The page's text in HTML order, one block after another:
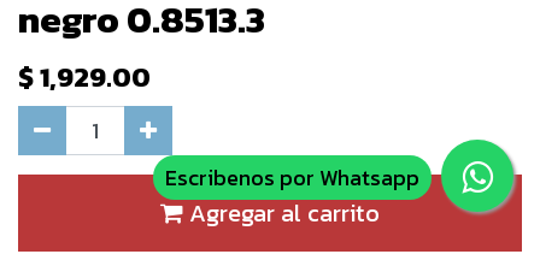
negro 0.8513.3
$1,929.00
Agregar al carrito
Escribenos por Whatsapp